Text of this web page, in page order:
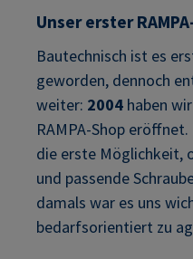
Unser erster
Bautechnisch ist es
geworden, dennoch
weiter: 2004 haben
RAMPA-Shop
die erste Möglichkeit,
und passende
damals war es uns
bedarfsorientiert zu